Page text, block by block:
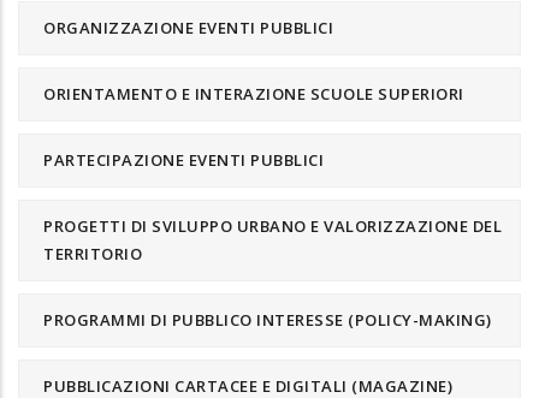
ORGANIZZAZIONE EVENTI PUBBLICI
ORIENTAMENTO E INTERAZIONE SCUOLE SUPERIORI
PARTECIPAZIONE EVENTI PUBBLICI
PROGETTI DI SVILUPPO URBANO E VALORIZZAZIONE DEL
TERRITORIO
PROGRAMMI DI PUBBLICO INTERESSE (POLICY-MAKING)
PUBBLICAZIONI CARTACEE E DIGITALI (MAGAZINE)